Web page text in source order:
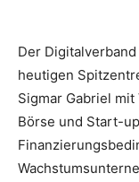
Der
heutigen
Sigmar Gabriel
Börse und Start-